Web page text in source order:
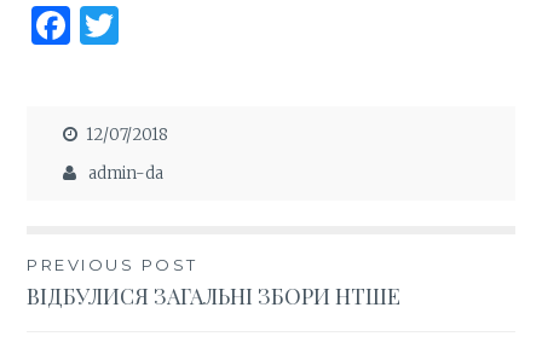
F
b
o
k
te
r
12/07/2018
admin-da
Навігація
записів
PREVIOUS POST
ВІДБУЛИСЯ ЗАГАЛЬНІ ЗБОРИ НТШЕ